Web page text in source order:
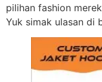
pilihan fashion
Yuk simak ulasan di